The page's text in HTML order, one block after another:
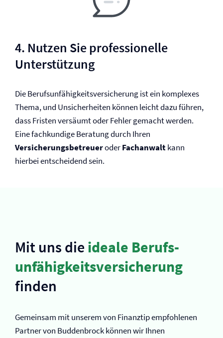
4. Nutzen Sie professionelle
Unterstützung
Die Berufs­unfähigkeits­versicherung ist ein komplexes
Thema, und Unsicherheiten können leicht dazu führen,
dass Fristen versäumt oder Fehler gemacht werden.
Eine fachkundige Beratung durch Ihren
VersicherungsbetreueroderFachanwaltkann
hierbei entscheidend sein.
Mit uns die ideale Berufs­
unfähigkeits­versicherung
finden
Gemeinsam mit unserem von Finanztip empfohlenen
Partner von Buddenbrock können wir Ihnen